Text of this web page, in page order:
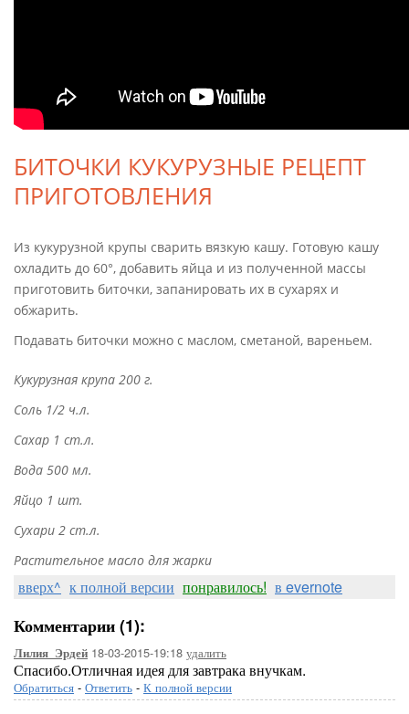
БИТОЧКИ КУКУРУЗНЫЕ РЕЦЕПТ
ПРИГОТОВЛЕНИЯ
Из кукурузной крупы сварить вязкую кашу. Готовую кашу
охладить до 60°, добавить яйца и из полученной массы
приготовить биточки, запанировать их в сухарях и
обжарить.
Подавать биточки можно с маслом, сметаной, вареньем.
Кукурузная крупа 200 г.
Соль 1/2 ч.л.
Сахар 1 ст.л.
Вода 500 мл.
Яйцо 1 шт.
Сухари 2 ст.л.
Растительное масло для жарки
вверх^ к полной версии понравилось! в evernote
Комментарии (1):
Лилия_Эрдей 18-03-2015-19:18 удалить
Спасибо.Отличная идея для завтрака внучкам.
Обратиться - Ответить - К полной версии